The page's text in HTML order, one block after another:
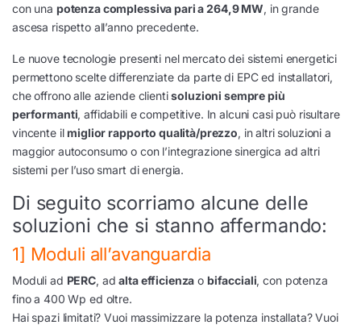
con una potenza complessiva pari a 264,9 MW, in grande
ascesa rispetto all’anno precedente.
Le nuove tecnologie presenti nel mercato dei sistemi energetici
permettono scelte differenziate da parte di EPC ed installatori,
che offrono alle aziende clientisoluzioni sempre più
performanti, affidabili e competitive. In alcuni casi può risultare
vincente ilmiglior rapporto qualità/prezzo, in altri soluzioni a
maggior autoconsumo o con l’integrazione sinergica ad altri
sistemi per l’uso smart di energia.
Di seguito scorriamo alcune delle
soluzioni che si stanno affermando:
1] Moduli all’avanguardia
Moduli ad PERC, adalta efficienza o bifacciali, con potenza
fino a 400 Wp ed oltre.
Hai spazi limitati? Vuoi massimizzare la potenza installata? Vuoi